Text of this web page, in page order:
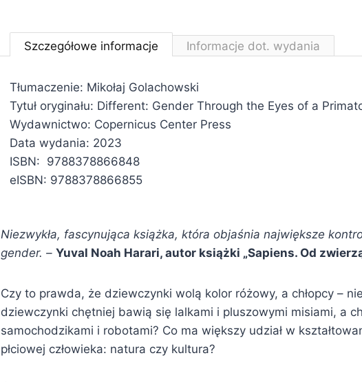
Szczegółowe informacje Informacje dot. wydania
Tłumaczenie: Mikołaj Golachowski
Tytuł oryginału: Different: Gender Through the Eyes of a
Wydawnictwo: Copernicus Center Press
Data wydania: 2023
ISBN: 9788378866848
eISBN: 9788378866855
Niezwykła, fascynująca książka, która objaśnia największe
gender. – Yuval Noah Harari, autor książki „Sapiens. Od
Czy to prawda, że dziewczynki wolą kolor różowy, a chłopcy –
dziewczynki chętniej bawią się lalkami i pluszowymi misiami, a
samochodzikami i robotami? Co ma większy udział w
płciowej człowieka: natura czy kultura?